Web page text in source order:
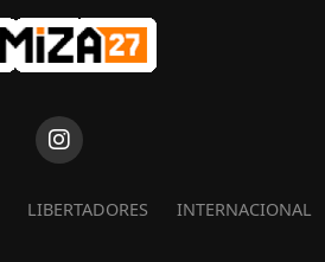
LIBERTADORES INTERNACIONAL